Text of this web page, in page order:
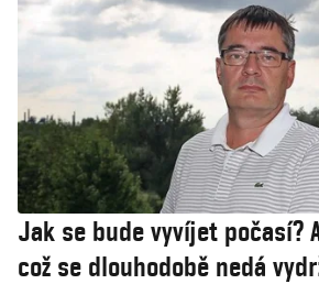
Jak se bude vyvíjet počasí?
což se dlouhodobě nedá